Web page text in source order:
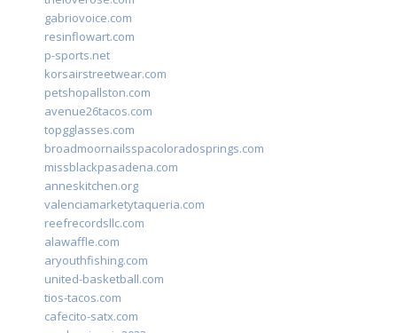
gabriovoice.com
resinflowart.com
p-sports.net
korsairstreetwear.com
petshopallston.com
avenue26tacos.com
topgglasses.com
broadmoornailsspacoloradosprings.com
missblackpasadena.com
anneskitchen.org
valenciamarketytaqueria.com
reefrecordsllc.com
alawaffle.com
aryouthfishing.com
united-basketball.com
tios-tacos.com
cafecito-satx.com